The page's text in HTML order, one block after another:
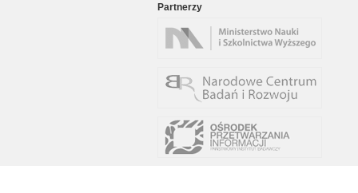
Partnerzy